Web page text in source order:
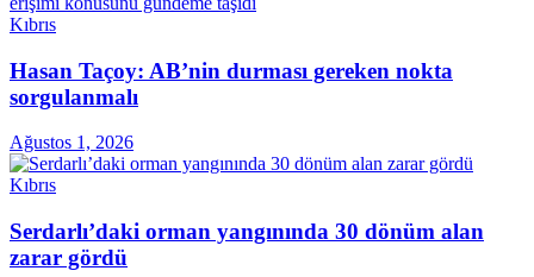
Kıbrıs
Hasan Taçoy: AB’nin durması gereken nokta
sorgulanmalı
Ağustos 1, 2026
Kıbrıs
Serdarlı’daki orman yangınında 30 dönüm alan
zarar gördü